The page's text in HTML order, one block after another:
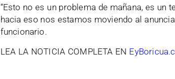
“Esto no es un problema de mañana, es un
hacia eso nos estamos moviendo al
funcionario.
LEA LA NOTICIA COMPLETA EN